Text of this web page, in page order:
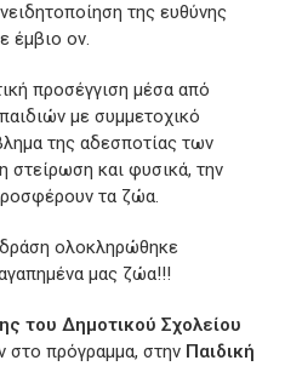
της ευθύνης
έμβιο ον.
προσέγγιση μέσα από
με συμμετοχικό
της αδεσποτίας των
στείρωση και φυσικά, την
τα ζώα.
ολοκληρώθηκε
μας ζώα!!!
του Δημοτικού Σχολείου
στο πρόγραμμα, στην Παιδική